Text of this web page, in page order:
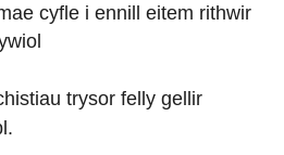
cyfle i ennill eitem rithwir
trysor felly gellir